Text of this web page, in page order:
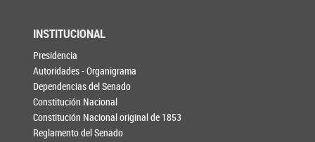
INSTITUCIONAL
Presidencia
Autoridades - Organigrama
Dependencias del Senado
Constitución Nacional
Constitución Nacional original de 1853
Reglamento del Senado